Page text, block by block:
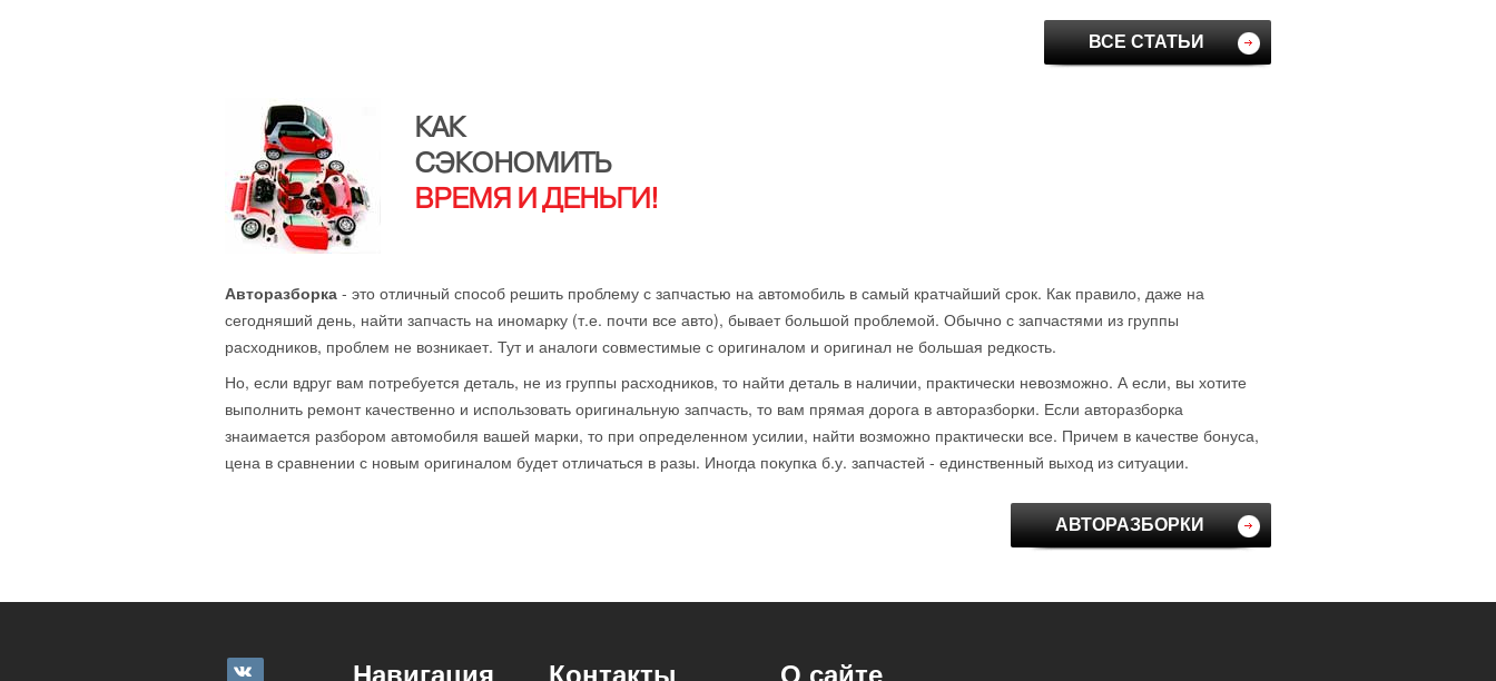
ВСЕ СТАТЬИ
КАК
СЭКОНОМИТЬ
ВРЕМЯ И ДЕНЬГИ!
Авторазборка - это отличный способ решить проблему с запчастью на автомобиль в самый кратчайший срок. Как правило, даже на
сегодняший день, найти запчасть на иномарку (т.е. почти все авто), бывает большой проблемой. Обычно с запчастями из группы
расходников, проблем не возникает. Тут и аналоги совместимые с оригиналом и оригинал не большая редкость.
Но, если вдруг вам потребуется деталь, не из группы расходников, то найти деталь в наличии, практически невозможно. А если, вы хотите
выполнить ремонт качественно и использовать оригинальную запчасть, то вам прямая дорога в авторазборки. Если авторазборка
знаимается разбором автомобиля вашей марки, то при определенном усилии, найти возможно практически все. Причем в качестве бонуса,
цена в сравнении с новым оригиналом будет отличаться в разы. Иногда покупка б.у. запчастей - единственный выход из ситуации.
АВТОРАЗБОРКИ
Навигация Контакты О сайте